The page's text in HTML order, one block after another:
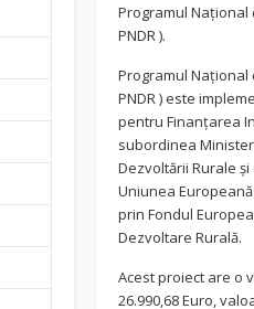
Programul Național
PNDR ).
Programul Național
PNDR ) este
pentru Finanțarea
subordinea
Dezvoltării Rurale
Uniunea
prin Fondul
Dezvoltare Rurală.
Acest proiect are o
26.990,68 Euro,